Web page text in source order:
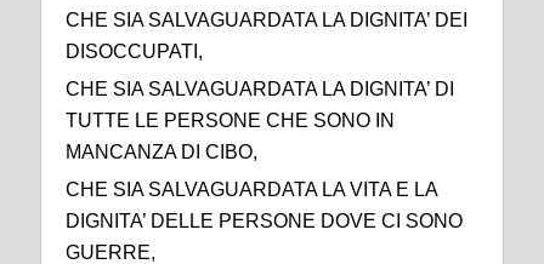
CHE SIA SALVAGUARDATA LA DIGNITA’ DEI
DISOCCUPATI,
CHE SIA SALVAGUARDATA LA DIGNITA’ DI
TUTTE LE PERSONE CHE SONO IN
MANCANZA DI CIBO,
CHE SIA SALVAGUARDATA LA VITA E LA
DIGNITA’ DELLE PERSONE DOVE CI SONO
GUERRE,